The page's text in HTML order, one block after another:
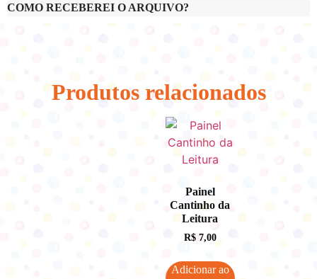
COMO RECEBEREI O ARQUIVO?
Produtos relacionados
Painel
Cantinho da
Leitura
R$7,00
Adicionar ao